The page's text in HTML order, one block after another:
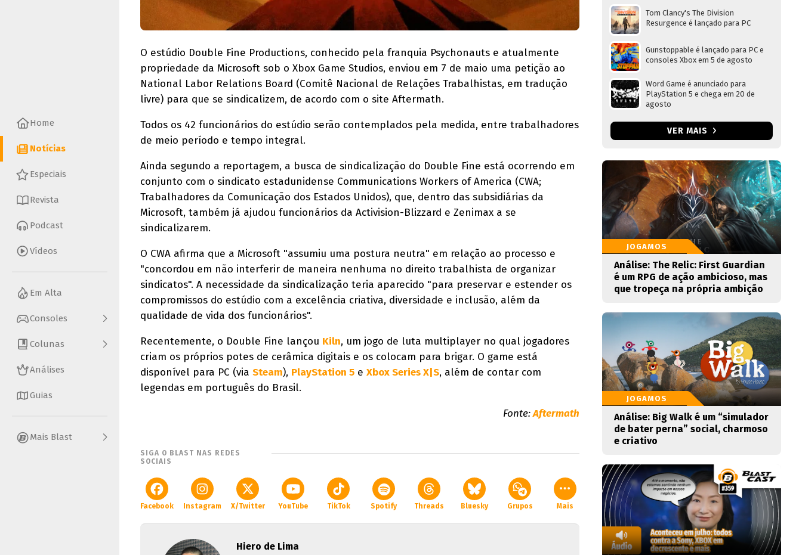
Home
Notícias
Especiais
Revista
Podcast
Vídeos
Em Alta
Consoles
Colunas
Análises
Guias
Mais Blast
O estúdio Double Fine Productions, conhecido pela franquia Psychonauts e atualmente
propriedade da Microsoft sob o Xbox Game Studios, enviou em 7 de maio uma petição ao
National Labor Relations Board (Comitê Nacional de Relações Trabalhistas, em tradução
livre) para que se sindicalizem, de acordo com o site Aftermath.
Todos os 42 funcionários do estúdio serão contemplados pela medida, entre trabalhadores
de meio período e tempo integral.
Ainda segundo a reportagem, a busca de sindicalização do Double Fine está ocorrendo em
conjunto com o sindicato estadunidense Communications Workers of America (CWA;
Trabalhadores da Comunicação dos Estados Unidos), que, dentro das subsidiárias da
Microsoft, também já ajudou funcionários da Activision-Blizzard e Zenimax a se
sindicalizarem.
O CWA afirma que a Microsoft "assumiu uma postura neutra" em relação ao processo e
"concordou em não interferir de maneira nenhuma no direito trabalhista de organizar
sindicatos". A necessidade da sindicalização teria aparecido "para preservar e estender os
compromissos do estúdio com a excelência criativa, diversidade e inclusão, além da
qualidade de vida dos funcionários".
Recentemente, o Double Fine lançou Kiln, um jogo de luta multiplayer no qual jogadores
criam os próprios potes de cerâmica digitais e os colocam para brigar. O game está
disponível para PC (via Steam), PlayStation 5 e Xbox Series X|S, além de contar com
legendas em português do Brasil.
Fonte:Aftermath
SIGA O BLAST NAS REDES
SOCIAIS
Facebook Instagram X/Twitter YouTube TikTok Spotify Threads Bluesky Grupos Mais
Hiero de Lima
Tom Clancy's The Division
Resurgence é lançado para PC
Gunstoppable é lançado para PC e
consoles Xbox em 5 de agosto
Word Game é anunciado para
PlayStation 5 e chega em 20 de
agosto
VER MAIS
JOGAMOS
Análise: The Relic: First Guardian
é um RPG de ação ambicioso, mas
que tropeça na própria ambição
JOGAMOS
Análise: Big Walk é um “simulador
de bater perna” social, charmoso
e criativo